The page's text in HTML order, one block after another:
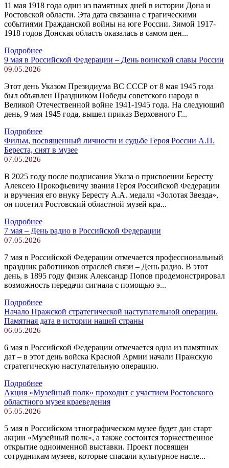
11 мая 1918 года один из памятных дней в истории Дона и
Ростовской области. Эта дата связанна с трагическими
событиями Гражданской войны на юге России. Зимой 1917-
1918 годов Донская область оказалась в самом цен...
Подробнее
9 мая в Российской Федерации – День воинской славы России
09.05.2026
Этот день Указом Президиума ВС СССР от 8 мая 1945 года
был объявлен Праздником Победы советского народа в
Великой Отечественной войне 1941-1945 года. На следующий
день, 9 мая 1945 года, вышел приказ Верховного Г...
Подробнее
Фильм, посвященный личности и судьбе Героя России А.П.
Береста, снят в музее
07.05.2026
В 2025 году после подписания Указа о присвоении Бересту
Алексею Прокофьевичу звания Героя Российской Федерации
и вручения его внуку Бересту А.А. медали «Золотая Звезда»,
он посетил Ростовский областной музей кра...
Подробнее
7 мая – День радио в Российской Федерации
07.05.2026
7 мая в Российской Федерации отмечается профессиональный
праздник работников отраслей связи – День радио. В этот
день, в 1895 году физик Александр Попов продемонстрировал
возможность передачи сигнала с помощью э...
Подробнее
Начало Пражской стратегической наступательной операции.
Памятная дата в истории нашей страны
06.05.2026
6 мая в Российской Федерации отмечается одна из памятных
дат – в этот день войска Красной Армии начали Пражскую
стратегическую наступательную операцию.
Подробнее
Акция «Музейный полк» проходит с участием Ростовского
областного музея краеведения
05.05.2026
5 мая в Российском этнографическом музее будет дан старт
акции «Музейный полк», а также состоится торжественное
открытие одноименной выставки. Проект посвящен
сотрудникам музеев, которые спасали культурное насле...